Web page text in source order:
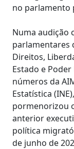
no parlamento
Numa audição
parlamentares
Direitos,
Estado e
números da
Estatística
pormenorizou
anterior
política
de junho de